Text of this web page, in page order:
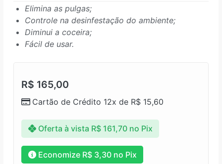
Elimina as pulgas;
Controle na desinfestação do ambiente;
Diminui a coceira;
Fácil de usar.
R$ 165,00
Cartão de Crédito 12x de R$ 15,60
Oferta à vista R$161,70 no Pix
Economize R$3,30no Pix